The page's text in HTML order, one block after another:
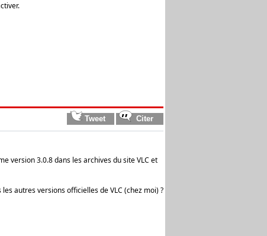
version 3.0.8 dans les archives du site VLC et
autres versions officielles de VLC (chez moi) ?